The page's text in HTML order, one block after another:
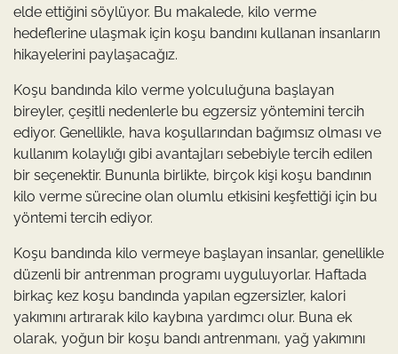
elde ettiğini söylüyor. Bu makalede, kilo verme
hedeflerine ulaşmak için koşu bandını kullanan insanların
hikayelerini paylaşacağız.
Koşu bandında kilo verme yolculuğuna başlayan
bireyler, çeşitli nedenlerle bu egzersiz yöntemini tercih
ediyor. Genellikle, hava koşullarından bağımsız olması ve
kullanım kolaylığı gibi avantajları sebebiyle tercih edilen
bir seçenektir. Bununla birlikte, birçok kişi koşu bandının
kilo verme sürecine olan olumlu etkisini keşfettiği için bu
yöntemi tercih ediyor.
Koşu bandında kilo vermeye başlayan insanlar, genellikle
düzenli bir antrenman programı uyguluyorlar. Haftada
birkaç kez koşu bandında yapılan egzersizler, kalori
yakımını artırarak kilo kaybına yardımcı olur. Buna ek
olarak, yoğun bir koşu bandı antrenmanı, yağ yakımını